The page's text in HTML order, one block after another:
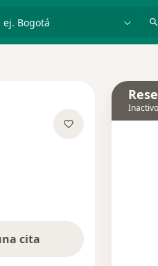
ej. Bogotá
cita
Inactivo